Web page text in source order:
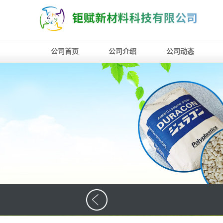
公司首页 公司介绍 公司动态